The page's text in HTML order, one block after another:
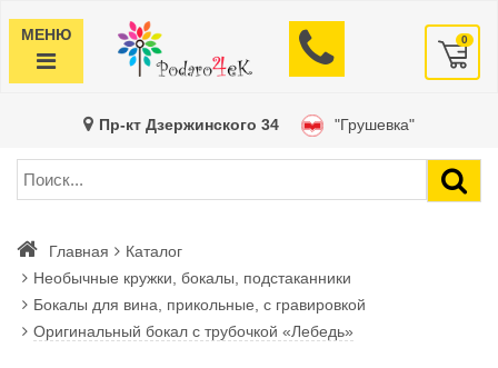
МЕНЮ 0
Пр-кт Дзержинского 34 "Грушевка"
Главная
Каталог
Необычные кружки, бокалы, подстаканники
Бокалы для вина, прикольные, с гравировкой
Оригинальный бокал с трубочкой «Лебедь»